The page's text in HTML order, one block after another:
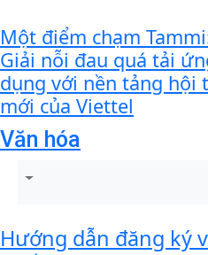
Một điểm chạm
Giải nỗi đau quá tải
dụng với nền tảng hội
mới của Viettel
Văn hóa
Hướng dẫn đăng ký